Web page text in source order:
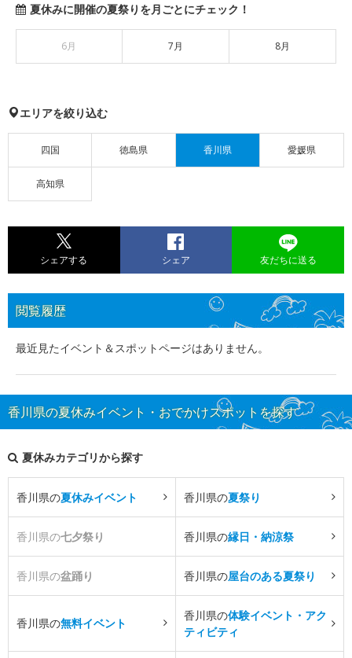
夏休みに開催の夏祭りを月ごとにチェック！
6月 7月 8月
エリアを絞り込む
四国 徳島県 香川県 愛媛県
高知県
シェアする シェア 友だちに送る
閲覧履歴
最近見たイベント＆スポットページはありません。
香川県の夏休みイベント・おでかけスポットを探す
夏休みカテゴリから探す
香川県の夏休みイベント 香川県の夏祭り
香川県の七夕祭り 香川県の縁日・納涼祭
香川県の盆踊り 香川県の屋台のある夏祭り
香川県の無料イベント
香川県の体験イベント・アク
ティビティ